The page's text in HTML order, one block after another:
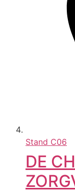
Stand C06
DE